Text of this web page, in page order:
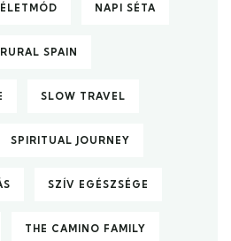
NAPI SÉTA
RURAL SPAIN
SLOW TRAVEL
SPIRITUAL JOURNEY
SZÍV EGÉSZSÉGE
THE CAMINO FAMILY